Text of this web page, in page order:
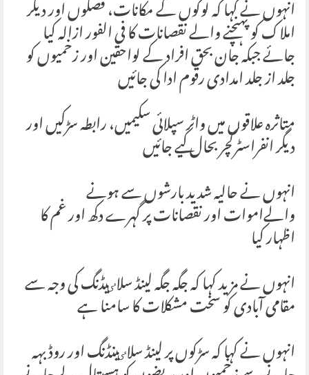
انہوں نے کہا کہ لوگوں کے مکانات، فصلوں اور دیگر
املاک کو پہنچنے والے نقصانات کا فی الفور ازالہ کیا
جائے جبکہ جان بحق افراد کے لواحقین اور زخمیوں کو
جلد از جلد امدادی رقوم ادا کی جائیں
متاثرہ علاقوں میں واٹر سپلائی سکیمیں، رابطہ سڑکیں اور
دیگر انفراسٹرکچر بحال کیے جائیں
انہوں نے حالیہ شدید بارشوں سے ہونے
والےاموات اور نقصانات پر گہرے دکھ اور غم کا
اظہار کیا
انہوں نے مزید کہا کہ جگہ جگہ لینڈ سلاٸیڈنگ کی وجہ سے
مقامی آبادی کو سخت مشکلات کا سامنا ہے
انہوں نے کہا کہ سڑکوں پر لینڈ سلاٸینڈنگ اور روڈ بہہ